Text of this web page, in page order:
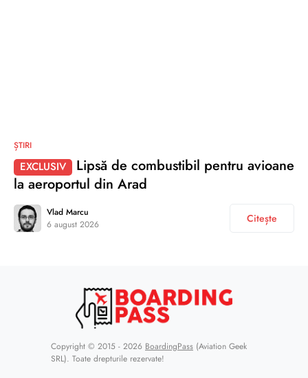
ȘTIRI
EXCLUSIV
Lipsă de combustibil pentru avioane
la aeroportul din Arad
Vlad Marcu
6 august 2026
Citește
Copyright © 2015 - 2026 BoardingPass (Aviation Geek
SRL). Toate drepturile rezervate!